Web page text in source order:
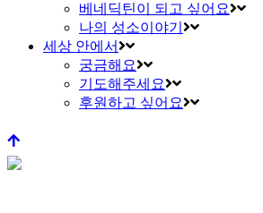
베네딕틴이 되고 싶어요
나의 성소이야기
세상 안에서
궁금해요
기도해주세요
후원하고 싶어요